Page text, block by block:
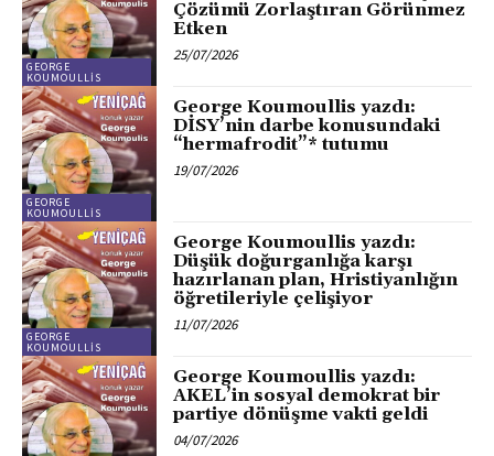
GEORGE
KOUMOULLIS
Çözümü Zorlaştıran Görünmez
Etken
25/07/2026
GEORGE
KOUMOULLIS
George Koumoullis yazdı:
DİSY’nin darbe konusundaki
“hermafrodit”* tutumu
19/07/2026
GEORGE
KOUMOULLIS
George Koumoullis yazdı:
Düşük doğurganlığa karşı
hazırlanan plan, Hristiyanlığın
öğretileriyle çelişiyor
11/07/2026
George Koumoullis yazdı:
AKEL’in sosyal demokrat bir
partiye dönüşme vakti geldi
04/07/2026